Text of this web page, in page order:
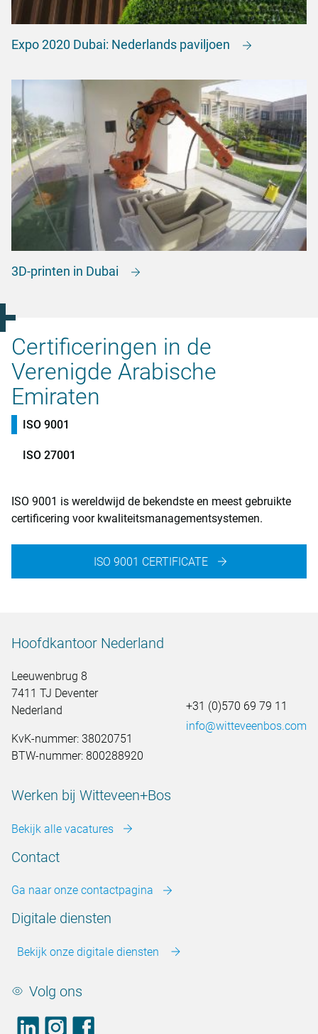
Expo 2020 Dubai: Nederlands paviljoen
3D-printen in Dubai
Certificeringen in de
Verenigde Arabische
Emiraten
ISO 9001
ISO 27001
ISO 9001 is wereldwijd de bekendste en meest gebruikte
certificering voor kwaliteitsmanagementsystemen.
ISO 9001 CERTIFICATE
Hoofdkantoor Nederland
Leeuwenbrug 8
7411 TJ Deventer
Nederland
KvK-nummer: 38020751
BTW-nummer: 800288920
+31 (0)570 69 79 11
info@witteveenbos.com
Werken bij Witteveen+Bos
Bekijk alle vacatures
Contact
Ga naar onze contactpagina
Digitale diensten
Bekijk onze digitale diensten
Volg ons
LinkedInfooter.instagram